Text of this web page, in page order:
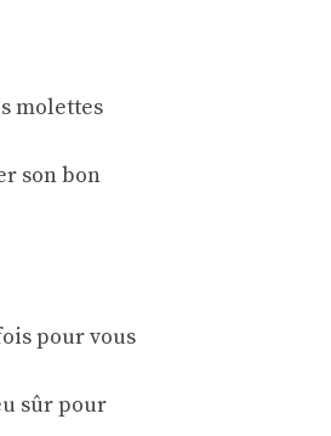
molettes
son bon
pour vous
sûr pour